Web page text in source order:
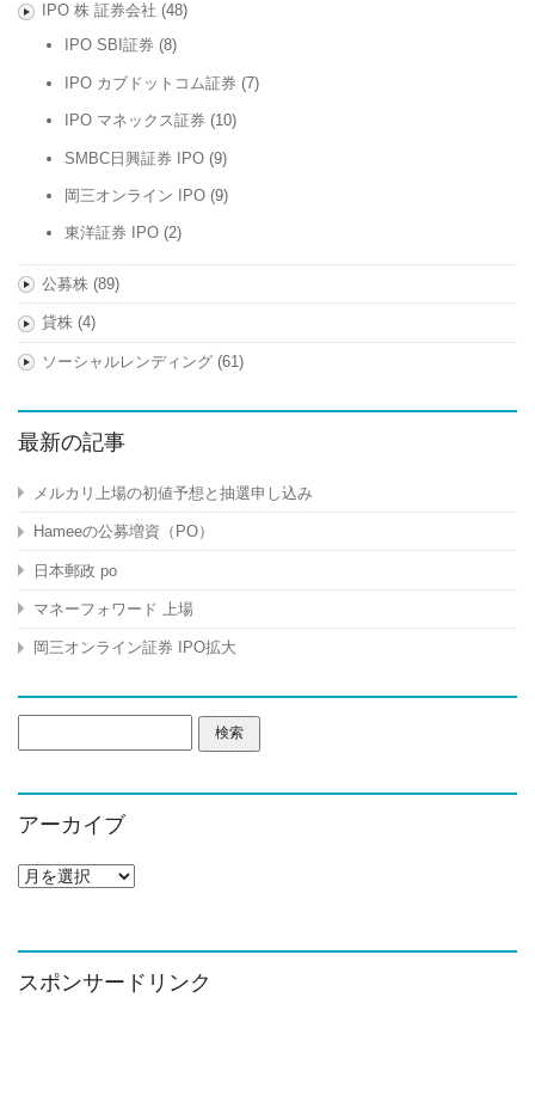
IPO 株 証券会社 (48)
IPO SBI証券 (8)
IPO カブドットコム証券 (7)
IPO マネックス証券 (10)
SMBC日興証券 IPO (9)
岡三オンライン IPO (9)
東洋証券 IPO (2)
公募株(89)
貸株(4)
ソーシャルレンディング(61)
最新の記事
メルカリ上場の初値予想と抽選申し込み
Hameeの公募増資（PO）
日本郵政 po
マネーフォワード 上場
岡三オンライン証券 IPO拡大
索:
アーカイブ
ア
イ
ブ
スポンサードリンク